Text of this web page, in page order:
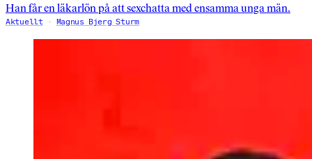
Han får en läkarlön på att sexchatta med ensamma unga män.
Aktuellt Magnus Bjerg Sturm